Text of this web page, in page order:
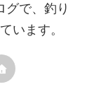
グで、釣り
います。